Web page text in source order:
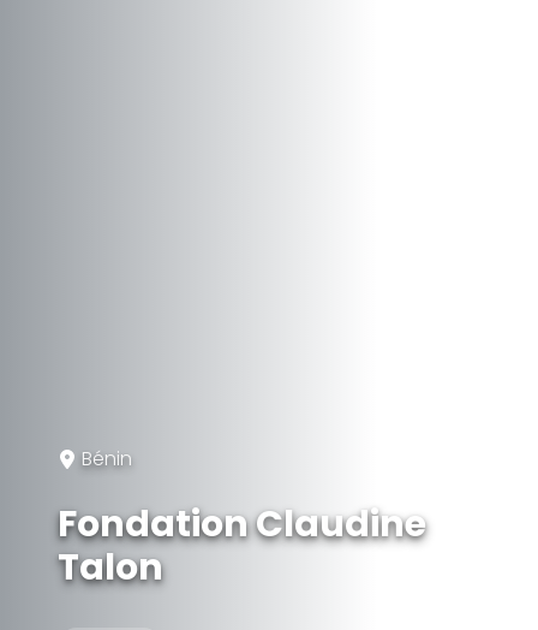
Bénin
Fondation Claudine
Talon